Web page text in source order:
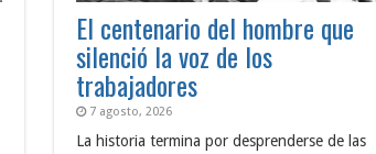
El centenario del hombre que
silenció la voz de los
trabajadores
7 agosto, 2026
La historia termina por desprenderse de las